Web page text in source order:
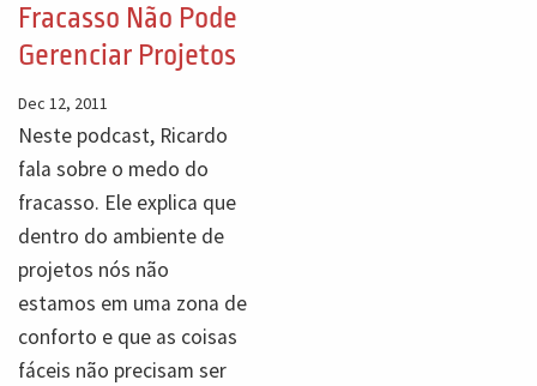
Fracasso Não Pode
Gerenciar Projetos
Dec 12, 2011
Neste podcast, Ricardo
fala sobre o medo do
fracasso. Ele explica que
dentro do ambiente de
projetos nós não
estamos em uma zona de
conforto e que as coisas
fáceis não precisam ser